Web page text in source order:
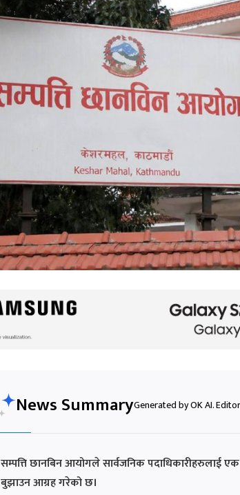
News SummaryGenerated by OK AI.
सम्पत्ति छानबिन आयोगले सार्वजनिक पदाधिकारीहरुलाई
बुझाउन आग्रह गरेको छ।